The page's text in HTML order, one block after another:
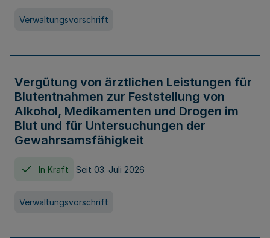
Verwaltungsvorschrift
Vergütung von ärztlichen Leistungen für
Blutentnahmen zur Feststellung von
Alkohol, Medikamenten und Drogen im
Blut und für Untersuchungen der
Gewahrsamsfähigkeit
In Kraft Seit 03. Juli 2026
Verwaltungsvorschrift